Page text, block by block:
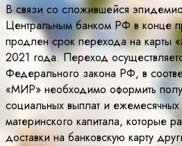
В связи со сложившейся
Центральным банком РФ в конце
продлен срок перехода на
2021 года. Переход
Федерального закона РФ, в
«МИР» необходимо оформить
социальных выплат и ежемесячных
материнского капитала, которые
доставки на банковскую карту